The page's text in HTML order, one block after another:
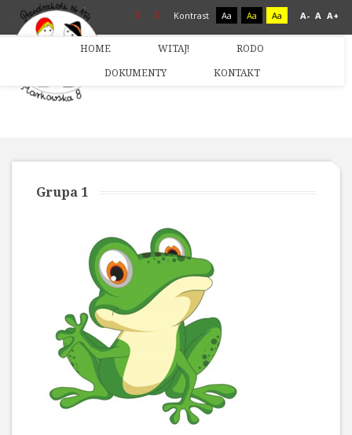
Kontrast Aa Aa Aa A- A A+
HOME WITAJ!
RODO
DOKUMENTY
KONTAKT
Grupa 1